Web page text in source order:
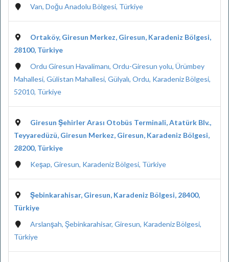
Van, Doğu Anadolu Bölgesi, Türkiye
Ortaköy, Giresun Merkez, Giresun, Karadeniz Bölgesi,
28100, Türkiye
Ordu Giresun Havalimanı, Ordu-Giresun yolu, Ürümbey
Mahallesi, Gülistan Mahallesi, Gülyalı, Ordu, Karadeniz Bölgesi,
52010, Türkiye
Giresun Şehirler Arası Otobüs Terminali, Atatürk Blv.,
Teyyaredüzü, Giresun Merkez, Giresun, Karadeniz Bölgesi,
28200, Türkiye
Keşap, Giresun, Karadeniz Bölgesi, Türkiye
Şebinkarahisar, Giresun, Karadeniz Bölgesi, 28400,
Türkiye
Arslanşah, Şebinkarahisar, Giresun, Karadeniz Bölgesi,
Türkiye